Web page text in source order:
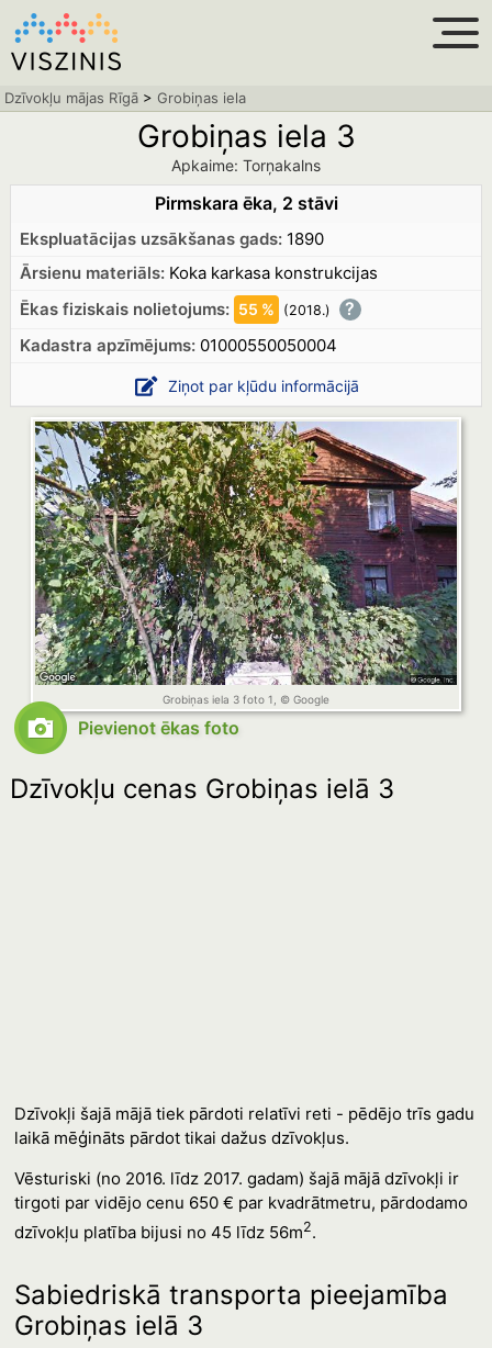
Dzīvokļu mājas Rīgā > Grobiņas iela
Grobiņas iela 3
Apkaime: Torņakalns
Pirmskara ēka, 2 stāvi
Ekspluatācijas uzsākšanas gads:1890
Ārsienu materiāls:Koka karkasa konstrukcijas
Ēkas fiziskais nolietojums: 55 % (2018.) ?
Kadastra apzīmējums:01000550050004
Ziņot par kļūdu informācijā
Grobiņas iela 3 foto 1, © Google
Pievienot ēkas foto
Dzīvokļu cenas Grobiņas ielā 3
Dzīvokļi šajā mājā tiek pārdoti relatīvi reti - pēdējo trīs gadu
laikā mēģināts pārdot tikai dažus dzīvokļus.
Vēsturiski (no 2016. līdz 2017. gadam) šajā mājā dzīvokļi ir
tirgoti par vidējo cenu 650 € par kvadrātmetru, pārdodamo
dzīvokļu platība bijusi no 45 līdz 56m2.
Sabiedriskā transporta pieejamība
Grobiņas ielā 3